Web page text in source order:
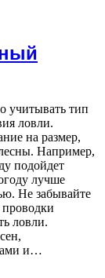
учитывать тип
ловли.
на размер,
Например,
подойдет
лучше
Не забывайте
проводки
ловли.
и…